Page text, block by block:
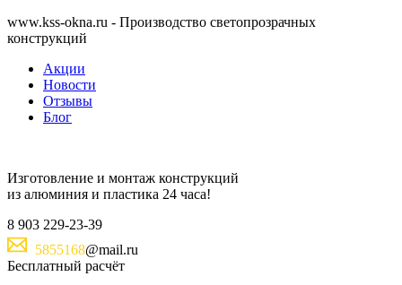
www.kss-okna.ru - Производство светопрозрачных
конструкций
Акции
Новости
Отзывы
Блог
Изготовление и монтаж конструкций
из алюминия и пластика 24 часа!
8 903 229-23-39
5855168@mail.ru
Бесплатный расчёт